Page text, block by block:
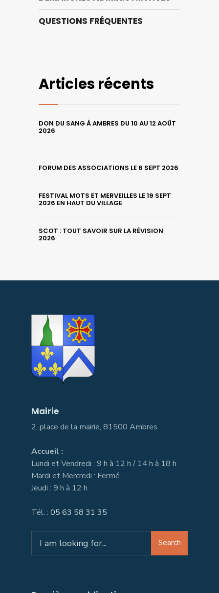
QUESTIONS FRÉQUENTES
Articles récents
DON DU SANG À AMBRES DU 10 AU 12 AOÛT
2026
FORUM DES ASSOCIATIONS LE 6 SEPT 2026
FESTIVAL MOTS ET MERVEILLES LE 19 SEPT
2026 EN HAUT DU VILLAGE
SCOT : TOUT SAVOIR SUR LA RÉVISION
2026
Mairie
2, place de la mairie, 81500 Ambres
Accueil :
Lundi et Vendredi : 9 h à 12 h / 14 h à 18 h
Mardi et Mercredi : Fermé
Jeudi : 9 h à 12 h
Tél. : 05 63 58 31 35
Search